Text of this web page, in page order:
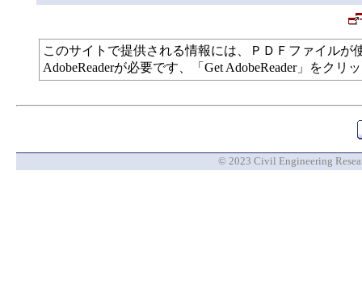
このサイトで提供される情報には、ＰＤＦファイル
AdobeReaderが必要です、「Get AdobeReader」をク
© 2023 Civil Engineering